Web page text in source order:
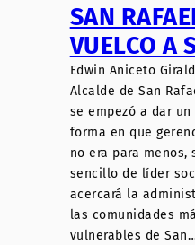
SAN
VUELCO A
Edwin Aniceto
Alcalde de San
se empezó a dar
forma en que
no era para
sencillo de líder
acercará la
las comunidades
vulnerables de